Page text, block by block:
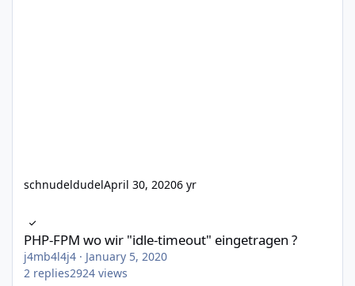
schnudeldudelApril 30, 20206 yr
PHP-FPM wo wir "idle-timeout" eingetragen ?
j4mb4l4j4 · January 5, 2020
2 replies2924 views